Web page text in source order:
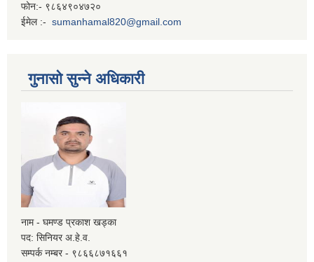
फोन:- ९८६४९०४७२०
ईमेल :- sumanhamal820@gmail.com
गुनासो सुन्ने अधिकारी
नाम - घमण्ड प्रकाश खड्का
पद: सिनियर अ.हे.व.
सम्पर्क नम्बर - ९८६६८७१६६१